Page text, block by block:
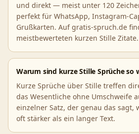
und direkt — meist unter 120
perfekt für WhatsApp, Instagram-
Grußkarten. Auf gratis-spruch.de
meistbewerteten kurzen Stille Zitate.
Warum sind kurze Stille Sprüche so
Kurze Sprüche über Stille treffen
das Wesentliche ohne Umschweife
einzelner Satz, der genau das sagt,
oft stärker als ein langer Text.